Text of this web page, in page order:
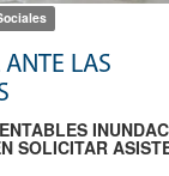
LAS
SOLICITAR